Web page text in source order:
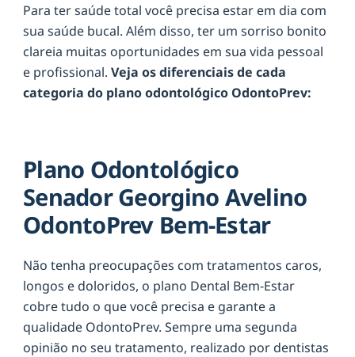
Para ter saúde total você precisa estar em dia com
sua saúde bucal. Além disso, ter um sorriso bonito
clareia muitas oportunidades em sua vida pessoal
e profissional. Veja os diferenciais de cada
categoria do plano odontológico OdontoPrev:
Plano Odontológico
Senador Georgino Avelino
OdontoPrev Bem-Estar
Não tenha preocupações com tratamentos caros,
longos e doloridos, o plano Dental Bem-Estar
cobre tudo o que você precisa e garante a
qualidade OdontoPrev. Sempre uma segunda
opinião no seu tratamento, realizado por dentistas